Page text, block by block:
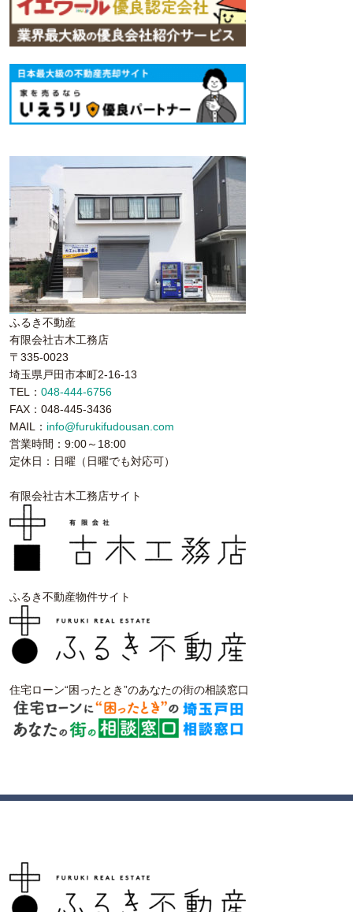
ふるき不動産
有限会社古木工務店
〒335-0023
埼玉県戸田市本町2-16-13
TEL： 048-444-6756
FAX：048-445-3436
MAIL： info@furukifudousan.com
営業時間：9:00～18:00
定休日：日曜（日曜でも対応可）
有限会社古木工務店サイト
ふるき不動産物件サイト
住宅ローン“困ったとき”のあなたの街の相談窓口